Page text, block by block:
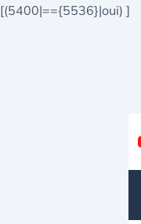
[(5400|=={5536}|oui) ]